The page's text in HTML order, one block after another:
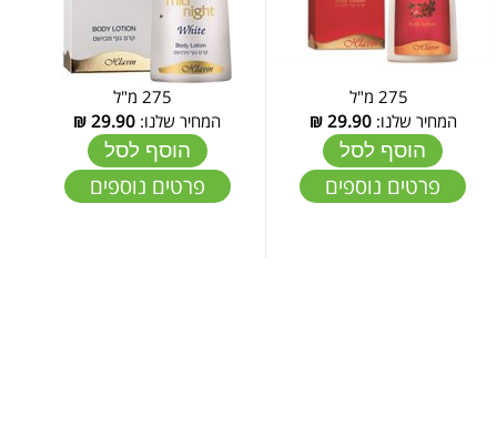
המחיר שלנו:29.90
₪
הוסף לסל
פרטים נוספים
המחיר שלנו: 29.90
₪
הוסף לסל
פרטים נוספים